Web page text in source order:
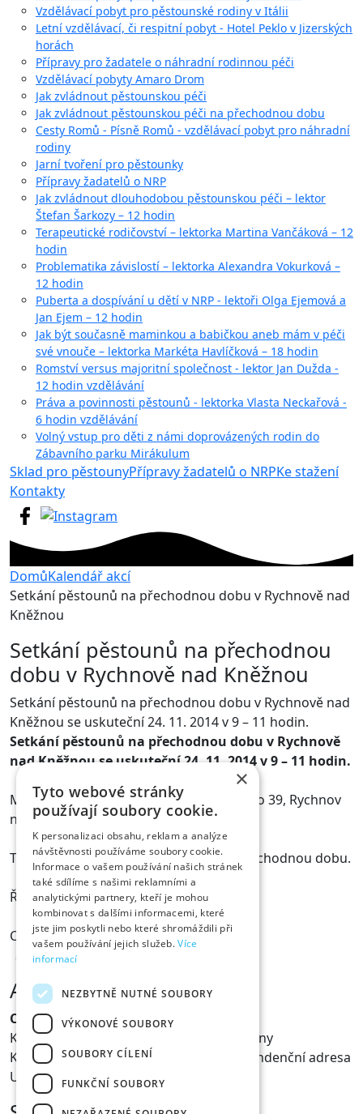
Vzdělávací pobyt pro pěstounské rodiny v Itálii
Letní vzdělávací, či respitní pobyt - Hotel Peklo v Jizerských
horách
Přípravy pro žadatele o náhradní rodinnou péči
Vzdělávací pobyty Amaro Drom
Jak zvládnout pěstounskou péči
Jak zvládnout pěstounskou péči na přechodnou dobu
Cesty Romů - Písně Romů - vzdělávací pobyt pro náhradní
rodiny
Jarní tvoření pro pěstounky
Přípravy žadatelů o NRP
Jak zvládnout dlouhodobou pěstounskou péči – lektor
Štefan Šarkozy – 12 hodin
Terapeutické rodičovství – lektorka Martina Vančáková – 12
hodin
Problematika závislostí – lektorka Alexandra Vokurková –
12 hodin
Puberta a dospívání u dětí v NRP - lektoři Olga Ejemová a
Jan Ejem – 12 hodin
Jak být současně maminkou a babičkou aneb mám v péči
své vnouče – lektorka Markéta Havlíčková – 18 hodin
Romství versus majoritní společnost - lektor Jan Dužda -
12 hodin vzdělávání
Práva a povinnosti pěstounů - lektorka Vlasta Neckařová -
6 hodin vzdělávání
Volný vstup pro děti z námi doprovázených rodin do
Zábavního parku Mirákulum
Sklad pro pěstounyPřípravy žadatelů o NRPKe stažení
Kontakty
DomůKalendář akcí
Setkání pěstounů na přechodnou dobu v Rychnově nad
Kněžnou
Setkání pěstounů na přechodnou
dobu v Rychnově nad Kněžnou
Setkání pěstounů na přechodnou dobu v Rychnově nad
Kněžnou se uskuteční 24. 11. 2014 v 9 – 11 hodin.
Setkání pěstounů na přechodnou dobu v Rychnově
nad Kněžnou se uskuteční 24. 11. 2014 v 9 – 11 hodin.
Místo konání: Centrum 5KA, Komenského 39, Rychnov
nad Kněžnou.
Téma: Aktuální potřeby pěstounů na přechodnou dobu.
Řízená beseda.
Cena: 250 Kč.
Adresa
Centrum pěstounských rodin z.s.
Komunitní centrum pro pěstounské rodiny
Kancelář občanského sdružení, korespondenční adresa
U Náhona 329/18, 503 01 Hradec Králové
×
Tyto webové stránky
používají soubory cookie.
K personalizaci obsahu, reklam a analýze
návštěvnosti používáme soubory cookie.
Informace o vašem používání našich stránek
také sdílíme s našimi reklamními a
analytickými partnery, kteří je mohou
kombinovat s dalšími informacemi, které
jste jim poskytli nebo které shromáždili při
vašem používání jejich služeb.Více
informací
NEZBYTNĚ NUTNÉ SOUBORY
VÝKONOVÉ SOUBORY
SOUBORY CÍLENÍ
FUNKČNÍ SOUBORY